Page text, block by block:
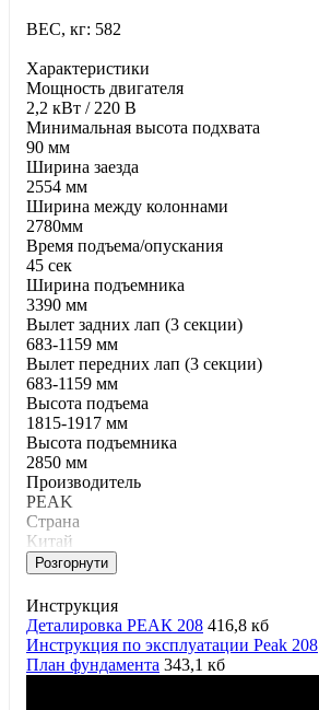
ВЕС, кг: 582
Характеристики
Moщнocть двигaтeля
2,2 кВт / 220 В
Минимальная высота подхвата
90 мм
Ширина заезда
2554 мм
Ширина между колоннами
2780мм
Время подъема/опускания
45 сек
Ширина подъемника
3390 мм
Вылет задних лап (3 секции)
683-1159 мм
Вылет передних лап (3 секции)
683-1159 мм
Высота подъема
1815-1917 мм
Высота подъемника
2850 мм
Производитель
PEAK
Страна
Китай
Розгорнути
Инструкция
Деталировка РЕАК 208 416,8 кб
Инструкция по эксплуатации Peak 208
План фундамента 343,1 кб